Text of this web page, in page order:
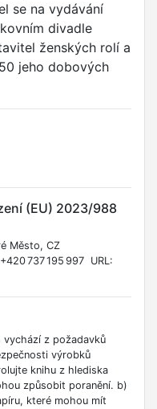
se na vydávání
divadle
ženských rolí a
jeho dobových
(EU) 2023/988
Město, CZ
737 195 997 URL:
vychází z požadavků
výrobků
knihu z hlediska
způsobit poranění. b)
které mohou mít